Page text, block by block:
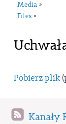
Media »
Files »
Pobierz plik
Kanały